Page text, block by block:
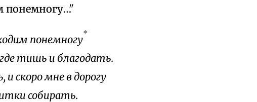
понемногу…"
понемногу*
тишь и благодать.
скоро мне в дорогу
собирать.